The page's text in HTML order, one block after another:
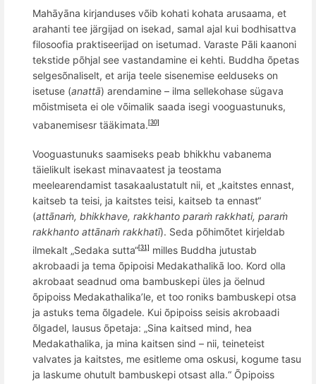
Mahāyāna kirjanduses võib kohati kohata arusaama, et
arahanti tee järgijad on isekad, samal ajal kui bodhisattva
filosoofia praktiseerijad on isetumad. Varaste Pāli kaanoni
tekstide põhjal see vastandamine ei kehti. Buddha õpetas
selgesõnaliselt, et arija teele sisenemise eelduseks on
isetuse (anattā) arendamine – ilma sellekohase sügava
mõistmiseta ei ole võimalik saada isegi vooguastunuks,
vabanemisesr tääkimata. [30]
Vooguastunuks saamiseks peab bhikkhu vabanema
täielikult isekast minavaatest ja teostama
meelearendamist tasakaalustatult nii, et „kaitstes ennast,
kaitseb ta teisi, ja kaitstes teisi, kaitseb ta ennast“
(attānaṁ, bhikkhave, rakkhanto paraṁ rakkhati, paraṁ
rakkhanto attānaṁ rakkhatī). Seda põhimõtet kirjeldab
ilmekalt „Sedaka sutta“[31]
milles Buddha jutustab
akrobaadi ja tema õpipoisi Medakathalikā loo. Kord olla
akrobaat seadnud oma bambuskepi üles ja öelnud
õpipoiss Medakathalika’le, et too roniks bambuskepi otsa
ja astuks tema õlgadele. Kui õpipoiss seisis akrobaadi
õlgadel, lausus õpetaja: „Sina kaitsed mind, hea
Medakathalika, ja mina kaitsen sind – nii, teineteist
valvates ja kaitstes, me esitleme oma oskusi, kogume tasu
ja laskume ohutult bambuskepi otsast alla.“ Õpipoiss